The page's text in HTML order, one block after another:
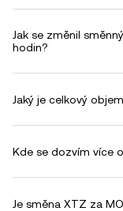
Jak se změnil
hodin?
Jaký je celkový
Kde se dozvím více
Je směna XTZ za